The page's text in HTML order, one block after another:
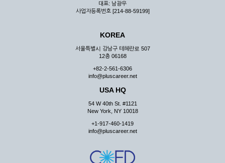
대표: 남광우
사업자등록번호 [214-88-59199]
KOREA
서울특별시 강남구 테헤란로 507
12층 06168
+82-2-561-6306
info@pluscareer.net
USA HQ
54 W 40th St. #1121
New York, NY 10018
+1-917-460-1419
info@pluscareer.net